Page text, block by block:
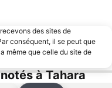
des sites de
conséquent, il se peut que
même que celle du site de
à Tahara